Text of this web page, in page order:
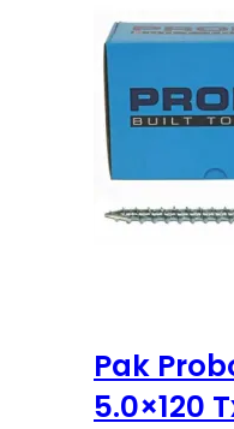
Pak
5.0×120